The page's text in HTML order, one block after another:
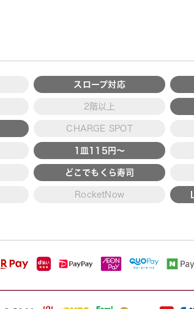
スロープ対応
2階以上
CHARGE SPOT
1皿115円～
どこでもくら寿司
RocketNow